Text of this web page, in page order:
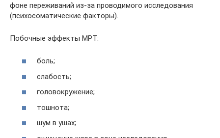
фоне переживаний из-за проводимого исследования
(психосоматические факторы).
Побочные эффекты МРТ:
боль;
слабость;
головокружение;
тошнота;
шум в ушах;